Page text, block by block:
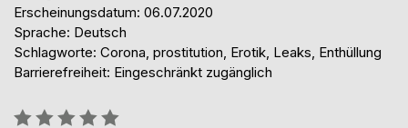
Erscheinungsdatum: 06.07.2020
Sprache: Deutsch
Schlagworte: Corona, prostitution, Erotik, Leaks, Enthüllung
Barrierefreiheit: Eingeschränkt zugänglich
Bewertung::